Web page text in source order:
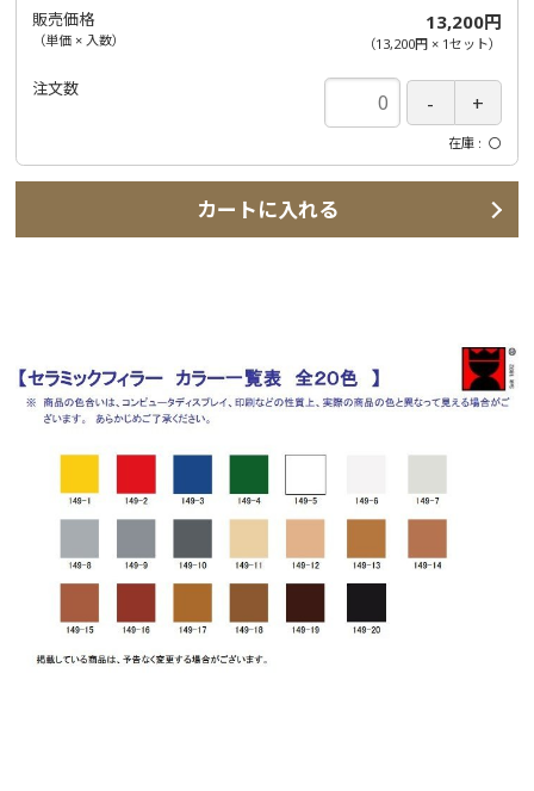
販売価格
（単価 × 入数）
13,200円
（13,200円× 1セット）
注文数
在庫 〇
カートに入れる